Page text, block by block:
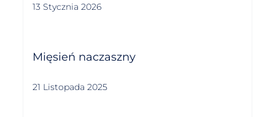
13 Stycznia 2026
Mięsień naczaszny
21 Listopada 2025